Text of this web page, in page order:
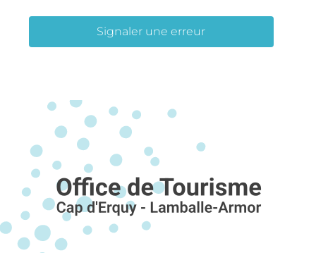
Signaler une erreur